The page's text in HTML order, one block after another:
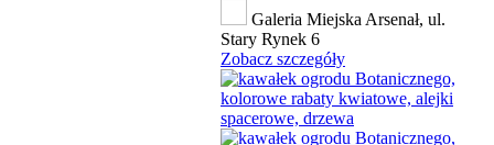
Galeria Miejska Arsenał, ul.
Stary Rynek 6
Zobacz szczegóły